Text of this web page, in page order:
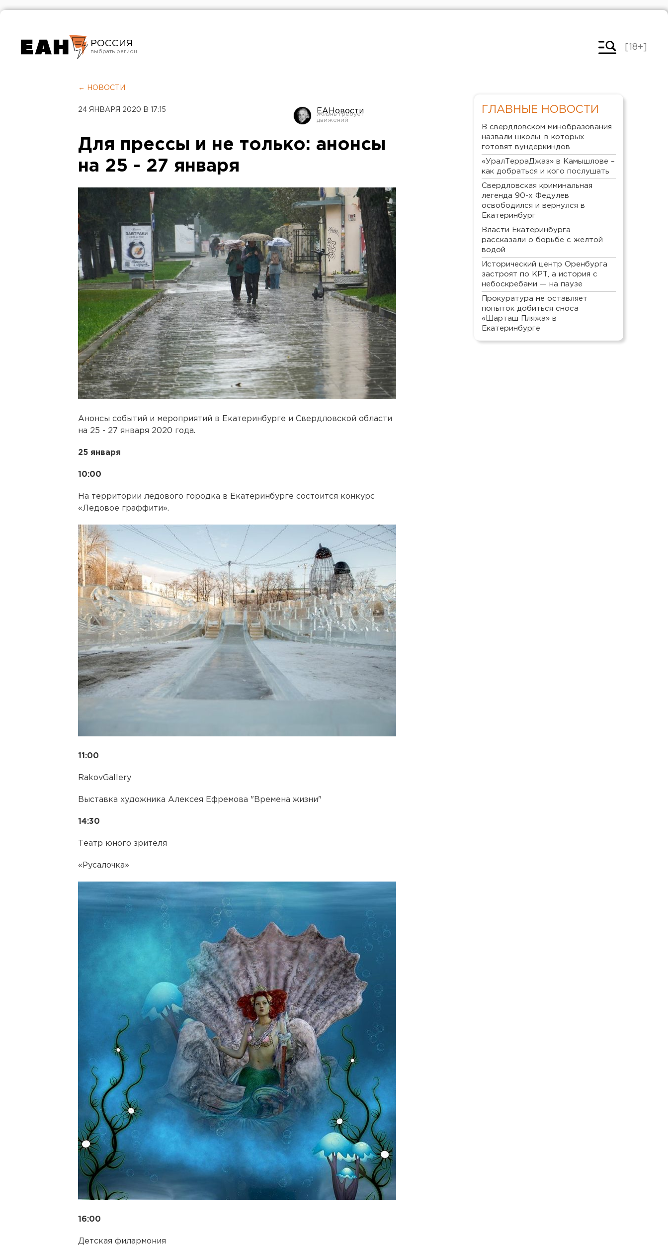
РОССИЯ
Челябинск
[18+]
← НОВОСТИ
24 ЯНВАРЯ 2020 В 17:15 ЕАНовости
Для прессы и не только: анонсы
на 25 - 27 января
Анонсы событий и мероприятий в Екатеринбурге и Свердловской области
на 25 - 27 января 2020 года.
25 января
10:00
На территории ледового городка в Екатеринбурге состоится конкурс
«Ледовое граффити».
11:00
RakovGallery
Выставка художника Алексея Ефремова "Времена жизни"
14:30
Театр юного зрителя
«Русалочка»
16:00
Детская филармония
ГЛАВНЫЕ НОВОСТИ
В свердловском минобразования
назвали школы, в которых
готовят вундеркиндов
«УралТерраДжаз» в Камышлове –
как добраться и кого послушать
Свердловская криминальная
легенда 90-х Федулев
освободился и вернулся в
Екатеринбург
Власти Екатеринбурга
рассказали о борьбе с желтой
водой
Исторический центр Оренбурга
застроят по КРТ, а история с
небоскребами — на паузе
Прокуратура не оставляет
попыток добиться сноса
«Шарташ Пляжа» в
Екатеринбурге